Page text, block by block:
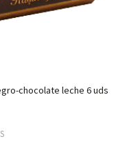
chocolate leche 6 uds